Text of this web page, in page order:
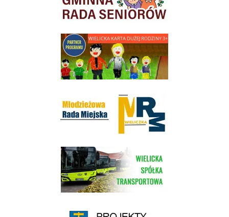
link do strony - Wielicka Karta Dużej Rodziny
link do strony Wielickiej Spółki Transportowej